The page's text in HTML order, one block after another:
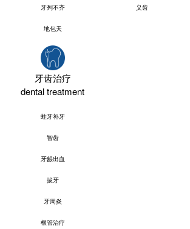
牙列不齐
地包天
义齿
牙齿治疗
dental treatment
蛀牙补牙
智齿
牙龈出血
拔牙
牙周炎
根管治疗